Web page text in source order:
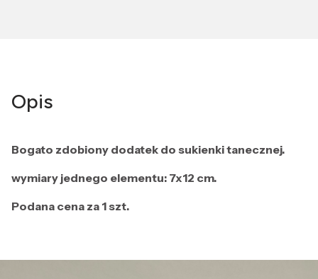
Opis
Bogato zdobiony dodatek do sukienki tanecznej.
wymiary jednego elementu: 7x12 cm.
Podana cena za 1 szt.